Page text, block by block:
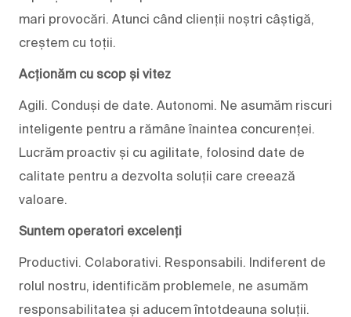
mari provocări. Atunci când clienții noștri câștigă,
creștem cu toții.
Acționăm cu scop și vitez
Agili. Conduși de date. Autonomi. Ne asumăm riscuri
inteligente pentru a rămâne înaintea concurenței.
Lucrăm proactiv și cu agilitate, folosind date de
calitate pentru a dezvolta soluții care creează
valoare.
Suntem operatori excelenți
Productivi. Colaborativi. Responsabili. Indiferent de
rolul nostru, identificăm problemele, ne asumăm
responsabilitatea și aducem întotdeauna soluții.